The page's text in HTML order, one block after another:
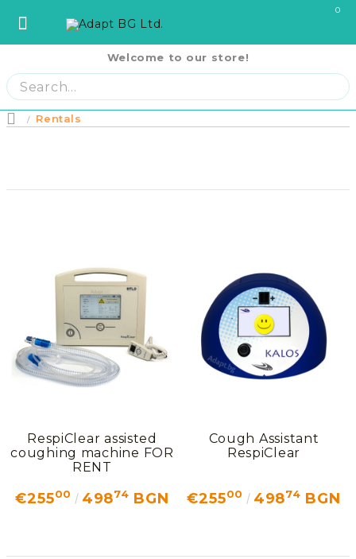
ул. Три Уши 121
Пловдив
Варна ул. Илинден 9
Благоевградул. Рилски езера 4
Шумен бул. Симеон Велики 69
Пазарджик ул. Тодор Мумджиев 3
Сливен ул. Добри Чинтулов 3
Добрич ул. Отец Паисий 5
София 02 442 0424
Варна 052 671144
Благоевград 0876 060058
Шумен 0876 482806
Пазарджик 0877 074226
Сливен 0877 673606
Добрич 0876 514422
0
Welcome to our store!
Home
COVID-19 Products
About Us
New Products
Contact Us
Rentals
RespiClear assisted
coughing machine FOR
RENT
€25500 49874 BGN
Cough Assistant
RespiClear
€25500 49874 BGN